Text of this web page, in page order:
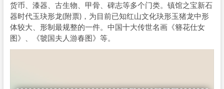
货币、漆器、古生物、甲骨、碑志等多个门类。镇馆之宝新石
器时代玉玦形龙(附票)，为目前已知红山文化玦形玉猪龙中形
体较大、形制最规整的一件。中国十大传世名画《簪花仕女
图》、《虢国夫人游春图》等。